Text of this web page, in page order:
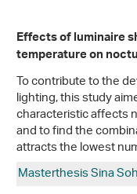
Effects of luminaire
temperature on
To contribute to the
lighting, this study
characteristic affects
and to find the
attracts the lowest
Masterthesis Sina